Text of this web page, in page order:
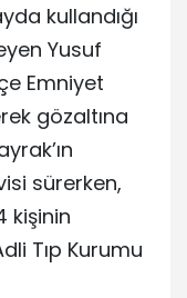
kullandığı
Yusuf
Emniyet
gözaltına
sürerken,
kişinin
Tıp Kurumu